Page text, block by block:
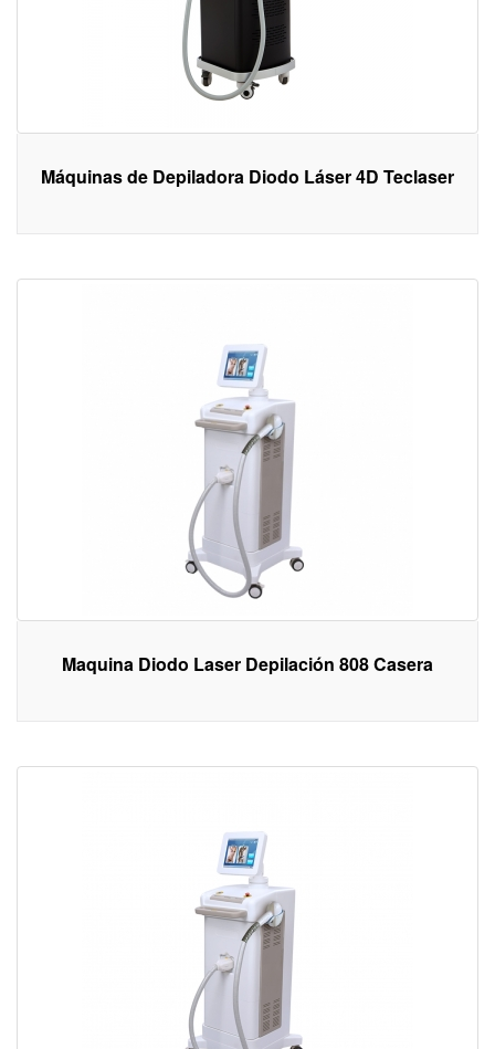
Máquinas de Depiladora Diodo Láser 4D Teclaser
Maquina Diodo Laser Depilación 808 Casera